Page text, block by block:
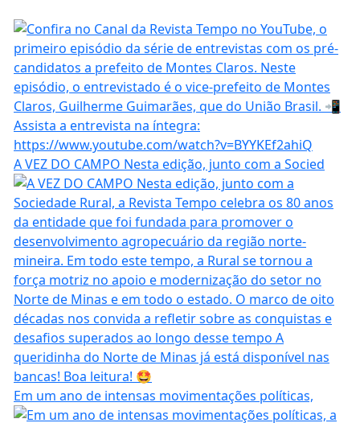
A VEZ DO CAMPO Nesta edição, junto com a Socied
Em um ano de intensas movimentações políticas,